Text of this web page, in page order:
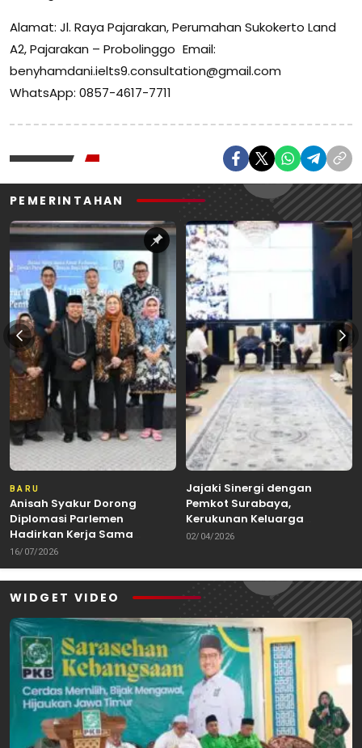
Alamat: Jl. Raya Pajarakan, Perumahan Sukokerto Land
A2, Pajarakan – Probolinggo Email:
benyhamdani.ielts9.consultation@gmail.com
WhatsApp: 0857-4617-7711
PEMERINTAHAN
BARU
Anisah Syakur Dorong
Diplomasi Parlemen
Hadirkan Kerja Sama
Internasional yang
16/07/2026
Jajaki Sinergi dengan
Pemkot Surabaya,
Kerukunan Keluarga
Kalimantan Dorong
02/04/2026
WIDGET VIDEO